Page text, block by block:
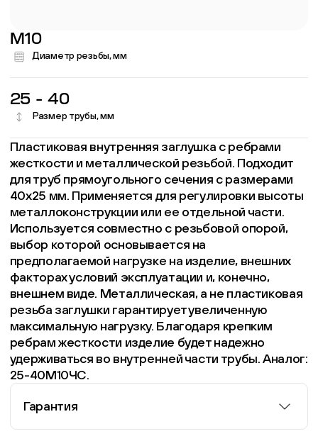
M10
Диаметр резьбы, мм
25 - 40
Размер трубы, мм
Пластиковая внутренняя заглушка с ребрами
жесткости и металлической резьбой. Подходит
для труб прямоугольного сечения с размерами
40x25 мм. Применяется для регулировки высоты
металлоконструкции или ее отдельной части.
Используется совместно с резьбовой опорой,
выбор которой основывается на
предполагаемой нагрузке на изделие, внешних
факторах условий эксплуатации и, конечно,
внешнем виде. Металлическая, а не пластиковая
резьба заглушки гарантирует увеличенную
максимальную нагрузку. Благодаря крепким
ребрам жесткости изделие будет надежно
удерживаться во внутренней части трубы. Аналог:
25-40М10ЧС.
Гарантия
Информация о гарантии